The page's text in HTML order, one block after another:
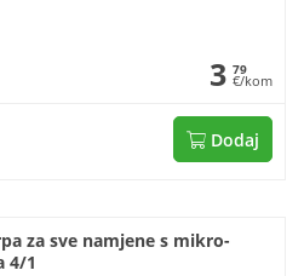
3 79
€/kom
Dodaj
za sve namjene s mikro-
4/1